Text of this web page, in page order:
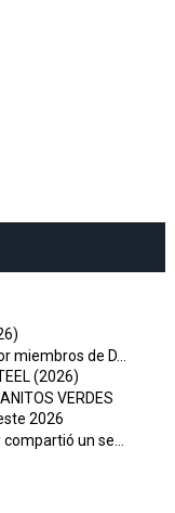
miembros de D...
(2026)
VERDES
2026
un se...